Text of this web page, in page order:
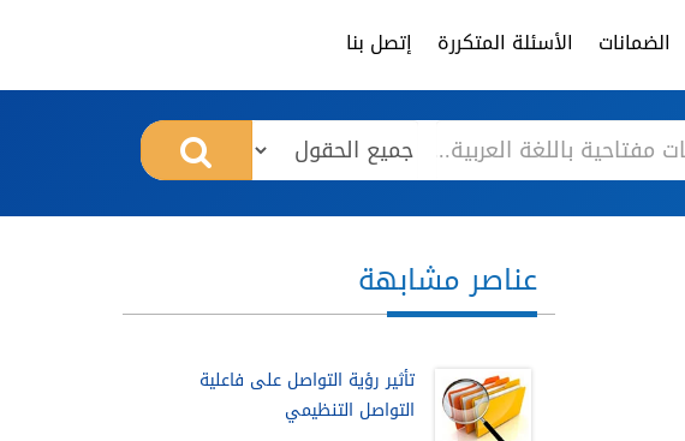
الضمانات الأسئلة المتكررة إتصل بنا
عناصر مشابهة
تأثير رؤية التواصل على فاعلية
التواصل التنظيمي